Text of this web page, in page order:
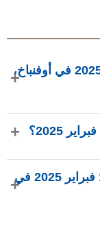
ما هو طور القمر يوم الإثنين، 17 فبراير 2025 في أوفنباخ،
طور أحدب متناقص بإضاءة 75.04%، عمره 19.68 يومًا، ويقع في
متى يشرق ويغرب القمر يوم الإثنين، 17 فبراير 2025 في